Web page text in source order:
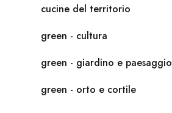
cucine del territorio
green - cultura
green - giardino e paesaggio
green - orto e cortile